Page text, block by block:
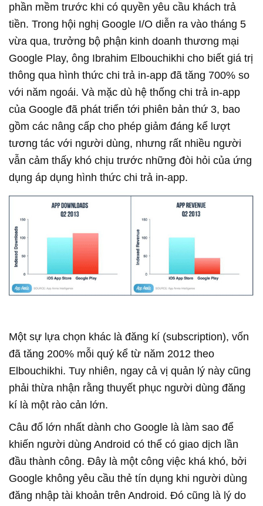
phần mềm trước khi có quyền yêu cầu khách trả
tiền. Trong hội nghị Google I/O diễn ra vào tháng 5
vừa qua, trưởng bộ phận kinh doanh thương mại
Google Play, ông Ibrahim Elbouchikhi cho biết giá trị
thông qua hình thức chi trả in-app đã tăng 700% so
với năm ngoái. Và mặc dù hệ thống chi trả in-app
của Google đã phát triển tới phiên bản thứ 3, bao
gồm các nâng cấp cho phép giảm đáng kể lượt
tương tác với người dùng, nhưng rất nhiều người
vẫn cảm thấy khó chịu trước những đòi hỏi của ứng
dụng áp dụng hình thức chi trả in-app.
Một sự lựa chọn khác là đăng kí (subscription), vốn
đã tăng 200% mỗi quý kể từ năm 2012 theo
Elbouchikhi. Tuy nhiên, ngay cả vị quản lý này cũng
phải thừa nhận rằng thuyết phục người dùng đăng
kí là một rào cản lớn.
Câu đố lớn nhất dành cho Google là làm sao để
khiến người dùng Android có thể có giao dịch lần
đầu thành công. Đây là một công việc khá khó, bởi
Google không yêu cầu thẻ tín dụng khi người dùng
đăng nhập tài khoản trên Android. Đó cũng là lý do